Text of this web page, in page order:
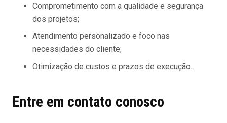
Comprometimento com a qualidade e segurança
dos projetos;
Atendimento personalizado e foco nas
necessidades do cliente;
Otimização de custos e prazos de execução.
Entre em contato conosco